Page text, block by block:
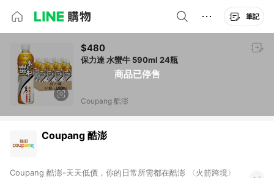
筆記
商品已停售
$480
保力達 水蠻牛 590ml 24瓶
Coupang 酷澎
Coupang 酷澎
Coupang 酷澎-天天低價，你的日常所需都在酷澎 〈火箭跨境〉